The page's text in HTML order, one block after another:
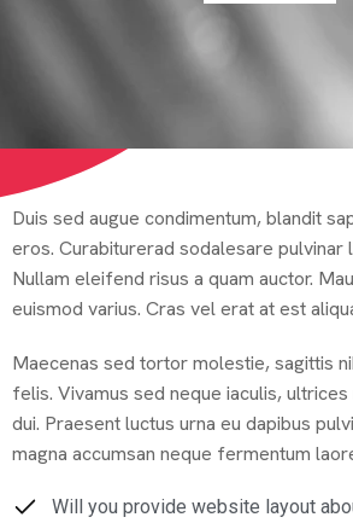
Duis sed augue condimentum, blandit
eros. Curabiturerad sodalesare pulvinar
Nullam eleifend risus a quam auctor.
euismod varius. Cras vel erat at est
Maecenas sed tortor molestie, sagittis
felis. Vivamus sed neque iaculis, ultrices
dui. Praesent luctus urna eu dapibus
magna accumsan neque fermentum
Will you provide website layout